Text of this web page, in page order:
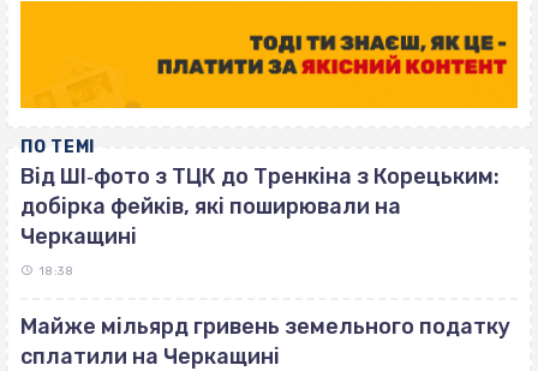
ПО ТЕМІ
Від ШІ‐фото з ТЦК до Тренкіна з Корецьким:
добірка фейків, які поширювали на
Черкащині
18:38
Майже мільярд гривень земельного податку
сплатили на Черкащині